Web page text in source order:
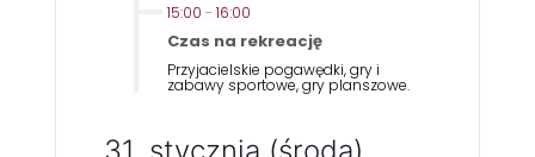
15:00 - 16:00
Czas na rekreację
Przyjacielskie pogawędki, gry i
zabawy sportowe, gry planszowe.